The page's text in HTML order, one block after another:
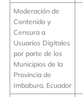
Moderación de
Contenido y
Censura a
Usuarios Digitales
por parte de los
Municipios de la
Provincia de
Imbabura, Ecuador